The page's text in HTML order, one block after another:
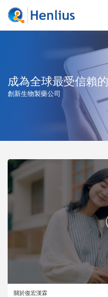
成為全球最受信賴的
創新生物製藥公司
關於復宏漢霖